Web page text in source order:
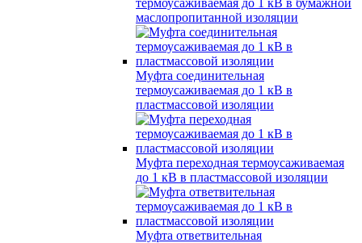
термоусаживаемая до 1 кВ в бумажной
маслопропитанной изоляции
Муфта соединительная
термоусаживаемая до 1 кВ в
пластмассовой изоляции
Муфта переходная термоусаживаемая
до 1 кВ в пластмассовой изоляции
Муфта ответвительная